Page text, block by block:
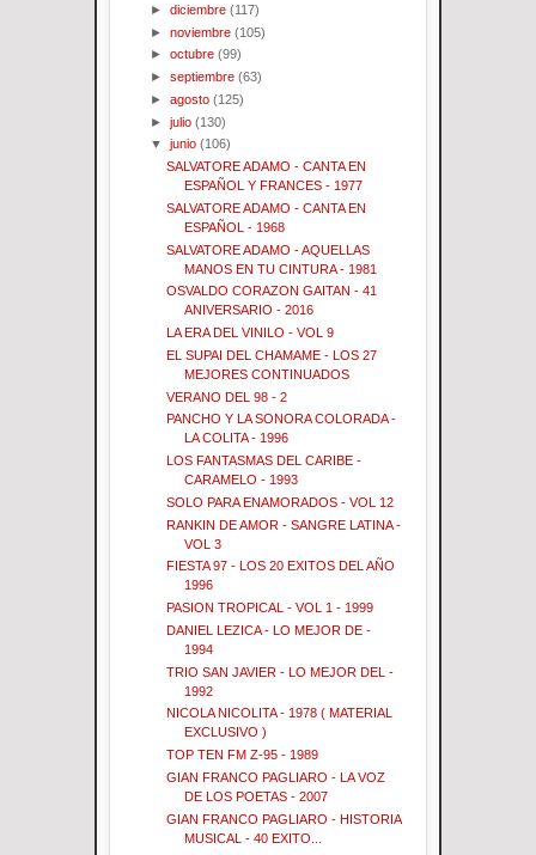
►diciembre (117)
►noviembre (105)
►octubre (99)
►septiembre (63)
►agosto (125)
►julio (130)
▼junio (106)
SALVATORE ADAMO - CANTA EN
ESPAÑOL Y FRANCES - 1977
SALVATORE ADAMO - CANTA EN
ESPAÑOL - 1968
SALVATORE ADAMO - AQUELLAS
MANOS EN TU CINTURA - 1981
OSVALDO CORAZON GAITAN - 41
ANIVERSARIO - 2016
LA ERA DEL VINILO - VOL 9
EL SUPAI DEL CHAMAME - LOS 27
MEJORES CONTINUADOS
VERANO DEL 98 - 2
PANCHO Y LA SONORA COLORADA -
LA COLITA - 1996
LOS FANTASMAS DEL CARIBE -
CARAMELO - 1993
SOLO PARA ENAMORADOS - VOL 12
RANKIN DE AMOR - SANGRE LATINA -
VOL 3
FIESTA 97 - LOS 20 EXITOS DEL AÑO
1996
PASION TROPICAL - VOL 1 - 1999
DANIEL LEZICA - LO MEJOR DE -
1994
TRIO SAN JAVIER - LO MEJOR DEL -
1992
NICOLA NICOLITA - 1978 ( MATERIAL
EXCLUSIVO )
TOP TEN FM Z-95 - 1989
GIAN FRANCO PAGLIARO - LA VOZ
DE LOS POETAS - 2007
GIAN FRANCO PAGLIARO - HISTORIA
MUSICAL - 40 EXITO...